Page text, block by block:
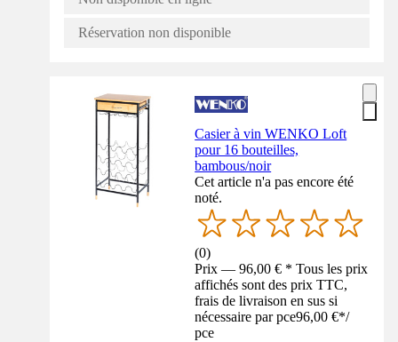
Réservation non disponible
Casier à vin WENKO Loft
pour 16 bouteilles,
bambous/noir
Cet article n'a pas encore été
noté.
(0)
Prix — 96,00 € * Tous les prix
affichés sont des prix TTC,
frais de livraison en sus si
nécessaire par pce96,00 €*/
pce